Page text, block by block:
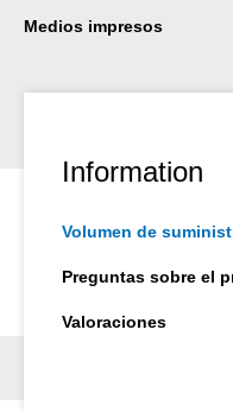
Medios impresos
Information
Volumen de
Preguntas sobre el
Valoraciones